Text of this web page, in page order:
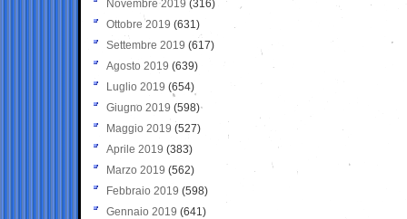
Novembre 2019 (316)
Ottobre 2019 (631)
Settembre 2019 (617)
Agosto 2019 (639)
Luglio 2019 (654)
Giugno 2019 (598)
Maggio 2019 (527)
Aprile 2019 (383)
Marzo 2019 (562)
Febbraio 2019 (598)
Gennaio 2019 (641)